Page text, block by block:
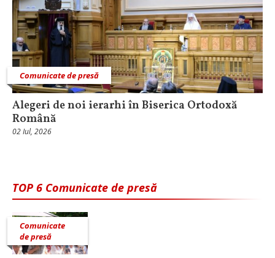
Comunicate de presă
Alegeri de noi ierarhi în Biserica Ortodoxă
Română
02 Iul, 2026
TOP 6 Comunicate de presă
Comunicate
de presă